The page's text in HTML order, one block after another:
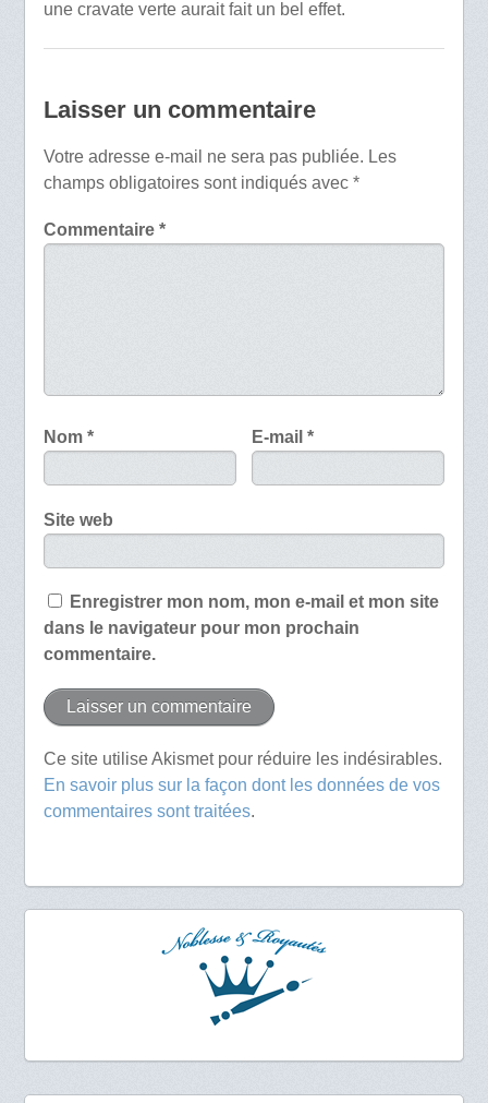
une cravate verte aurait fait un bel effet.
Laisser un commentaire
Votre adresse e-mail ne sera pas publiée. Les
champs obligatoires sont indiqués avec *
Commentaire *
Nom * E-mail*
Site web
Enregistrer mon nom, mon e-mail et mon site
dans le navigateur pour mon prochain
commentaire.
Ce site utilise Akismet pour réduire les indésirables.
En savoir plus sur la façon dont les données de vos
commentaires sont traitées.